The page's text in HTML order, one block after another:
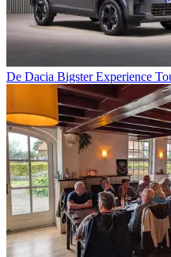
De Dacia Bigster Experience